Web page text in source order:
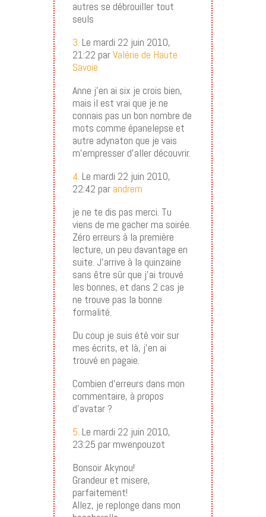
autres se débrouiller tout
seuls
3. Le mardi 22 juin 2010,
21:22 parValérie de Haute
Savoie
Anne j’en ai six je crois bien,
mais il est vrai que je ne
connais pas un bon nombre de
mots comme épanelepse et
autre adynaton que je vais
m’empresser d’aller découvrir.
4. Le mardi 22 juin 2010,
22:42 par andrem
je ne te dis pas merci. Tu
viens de me gacher ma soirée.
Zéro erreurs à la première
lecture, un peu davantage en
suite. J’arrive à la quinzaine
sans être sûr que j’ai trouvé
les bonnes, et dans 2 cas je
ne trouve pas la bonne
formalité.
Du coup je suis été voir sur
mes écrits, et là, j’en ai
trouvé en pagaie.
Combien d’erreurs dans mon
commentaire, à propos
d’avatar ?
5. Le mardi 22 juin 2010,
23:25 par mwenpouzot
Bonsoir Akynou!
Grandeur et misere,
parfaitement!
Allez, je replonge dans mon